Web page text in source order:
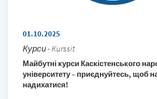
01.10.2025
Курси - Kurssit
Майбутні курси Каскістенського
університету – приєднуйтесь, щоб
надихатися!